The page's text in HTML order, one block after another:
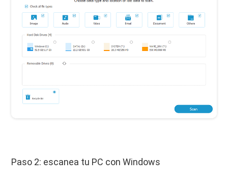
Paso 2: escanea tu PC con Windows